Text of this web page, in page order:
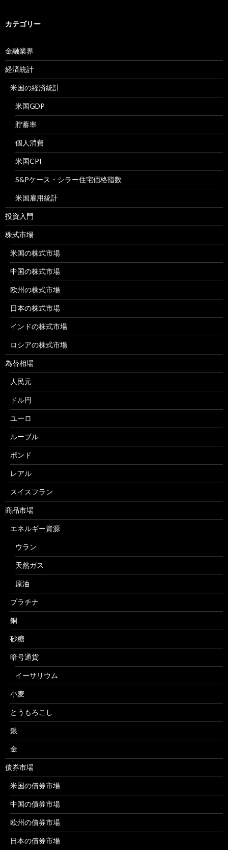
カテゴリー
金融業界
経済統計
米国の経済統計
米国GDP
貯蓄率
個人消費
米国CPI
S&Pケース・シラー住宅価格指数
米国雇用統計
投資入門
株式市場
米国の株式市場
中国の株式市場
欧州の株式市場
日本の株式市場
インドの株式市場
ロシアの株式市場
為替相場
人民元
ドル円
ユーロ
ルーブル
ポンド
レアル
スイスフラン
商品市場
エネルギー資源
ウラン
天然ガス
原油
プラチナ
銅
砂糖
暗号通貨
イーサリウム
小麦
とうもろこし
銀
金
債券市場
米国の債券市場
中国の債券市場
欧州の債券市場
日本の債券市場